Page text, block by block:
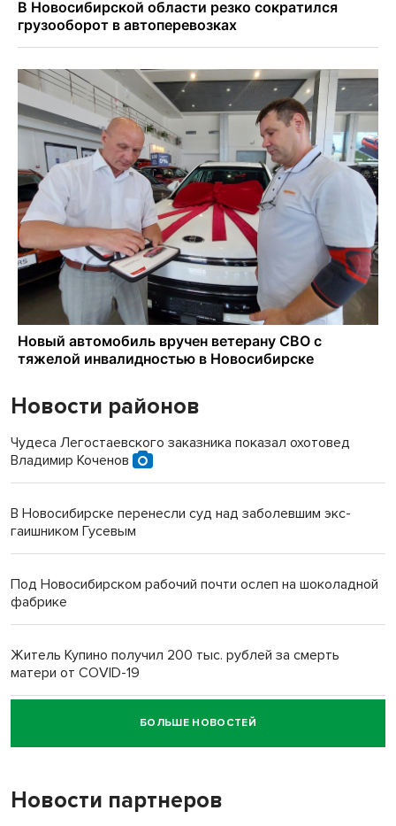
Новости районов
Чудеса Легостаевского заказника показал охотовед
Владимир Коченов
В Новосибирске перенесли суд над заболевшим экс-
гаишником Гусевым
Под Новосибирском рабочий почти ослеп на шоколадной
фабрике
Житель Купино получил 200 тыс. рублей за смерть
матери от COVID-19
Новосибирский суд наказал водителя за смерть
пенсионерки на вокзале
БОЛЬШЕ НОВОСТЕЙ
Новости партнеров